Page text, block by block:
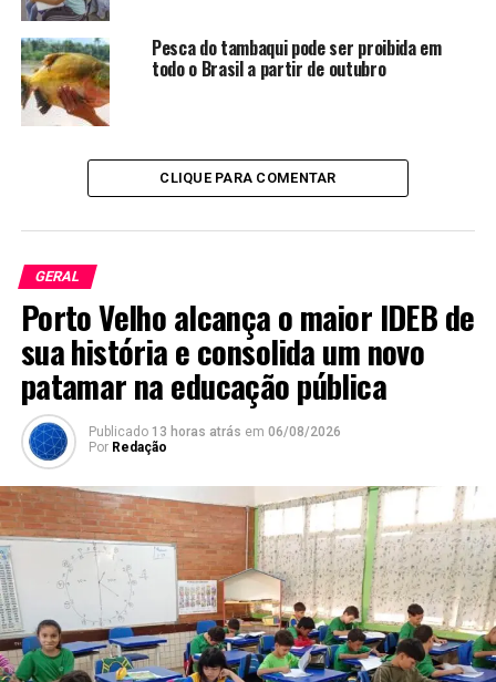
Pesca do tambaqui pode ser proibida em
todo o Brasil a partir de outubro
CLIQUE PARA COMENTAR
GERAL
Porto Velho alcança o maior IDEB de
sua história e consolida um novo
patamar na educação pública
Publicado 13 horas atrás em 06/08/2026
Por Redação